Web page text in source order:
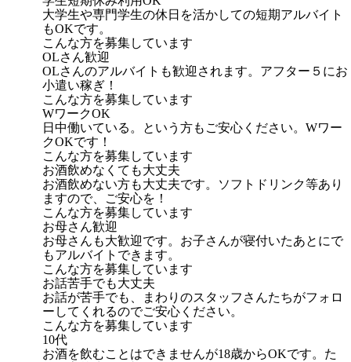
大学生や専門学生の休日を活かしての短期アルバイト
もOKです。
こんな方を募集しています
OLさん歓迎
OLさんのアルバイトも歓迎されます。アフター５にお
小遣い稼ぎ！
こんな方を募集しています
WワークOK
日中働いている。という方もご安心ください。Wワー
クOKです！
こんな方を募集しています
お酒飲めなくても大丈夫
お酒飲めない方も大丈夫です。ソフトドリンク等あり
ますので、ご安心を！
こんな方を募集しています
お母さん歓迎
お母さんも大歓迎です。お子さんが寝付いたあとにで
もアルバイトできます。
こんな方を募集しています
お話苦手でも大丈夫
お話が苦手でも、まわりのスタッフさんたちがフォロ
ーしてくれるのでご安心ください。
こんな方を募集しています
10代
お酒を飲むことはできませんが18歳からOKです。た